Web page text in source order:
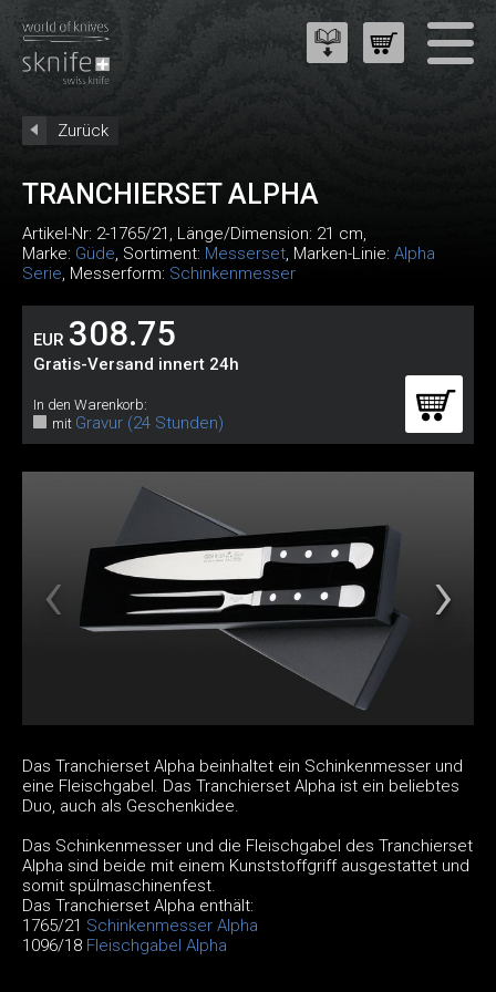
Zurück
TRANCHIERSET ALPHA
Artikel-Nr: 2-1765/21 , Länge/Dimension: 21 cm,
Marke: Güde, Sortiment: Messerset, Marken-Linie: Alpha
Serie, Messerform: Schinkenmesser
EUR 308.75
Gratis-Versand innert 24h
In den Warenkorb:
mit Gravur (24 Stunden)
Das Tranchierset Alpha beinhaltet ein Schinkenmesser und
eine Fleischgabel. Das Tranchierset Alpha ist ein beliebtes
Duo, auch als Geschenkidee.
Das Schinkenmesser und die Fleischgabel des Tranchierset
Alpha sind beide mit einem Kunststoffgriff ausgestattet und
somit spülmaschinenfest.
Das Tranchierset Alpha enthält:
1765/21 Schinkenmesser Alpha
1096/18 Fleischgabel Alpha